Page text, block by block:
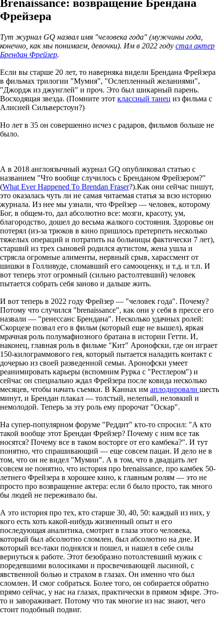
Brenaissance: возвращение Брендана
Фрейзера
Тут журнал GQ назвал имя "человека года" (мужчины года,
конечно, как мы понимаем, девочки). Им в 2022 году стал актер
Брендан Фрейзер.
Если вы старше 20 лет, то наверняка видели Брендана Фрейзера
в фильмах трилогии "Мумия", "Ослепленный желаниями",
"Джордж из джунглей" и проч. Это был шикарный парень.
Восходящая звезда. (Помните этот классный танец из фильма с
Алисией Сильверстоун?)
Но лет в 35 он совершенно исчез с радаров, фильмов больше не
было.
А в 2018 англоязычный журнал GQ опубликовал статью с
названием "Что вообще случилось с Бренданом Фрейзером?"
(What Ever Happened To Brendan Fraser?).Как они сейчас пишут,
это оказалась чуть ли не самая читаемая статья за всю историю
журнала. Из нее мы узнали, что Фрейзер — человек, которому
Бог, в общем-то, дал абсолютно все: мозги, красоту, ум,
благородство, дошел до весьма жалкого состояния. Здоровье он
потерял (из-за трюков в кино пришлось претерпеть несколько
тяжелых операций и потратить на больницы фактически 7 лет),
старший из трех сыновей родился аутистом, жена ушла и
стрясла огромные алименты, нервный срыв, харассмент от
шишки в Голливуде, сломавший его самооценку, и т.д. и т.п. И
вот теперь этот огромный (сильно растолтевший) человек
пытается собрать себя заново и дальше жить.
И вот теперь в 2022 году Фрейзер — "человек года". Почему?
Потому что случился "brenaissance", как они у себя в прессе его
назвали — "ренессанс Брендана". Несколько удачных ролей:
Скорцезе позвал его в фильм (который еще не вышел), яркая
мрачная роль полумафиозного братана в истории Гетти. И,
наконец, главная роль в фильме "Кит" Аронофски, где он играет
150-килограммового гея, который пытается наладить контакт с
дочерью из своей разведенной семьи. Аронофски умеет
реанимировать карьеры (вспомним Рурка с "Рестлером") и
сейчас он специально ждал Фрейзера после ковида несколько
месяцев, чтобы начать съемки. В Каннах им аплодировали шесть
минут, и Брендан плакал — толстый, нелепый, неловкий и
немолодой. Теперь за эту роль ему пророчат "Оскар".
На супер-популярном форуме "Реддит" кто-то спросил: "А кто
такой вообще этот Брендан Фрейзер? Почему с ним все так
носятся? Почему все в таком восторге от его камбека?". И тут
понятно, что спрашивающий — еще совсем пацан. И дело не в
том, что он не видел "Мумии". А в том, что в двадцать лет
совсем не понятно, что история про brenaissance, про камбек 50-
летнего Фрейзера в хорошее кино, к главным ролям — это не
просто про возвращение актера: если б было просто, так много
бы людей не переживало бы.
А это история про тех, кто старше 30, 40, 50: каждый из них, у
кого есть хоть какой-нибудь жизненный опыт и его
последующая аналитика, смотрит в глаза этого человека,
который был абсолютно сломлен, был абсолютно на дне. И
который все-таки поднялся и пошел, и нашел в себе силы
вернуться к работе. Этот безобразно потолстевший мужик с
поредевшими волосиками и просвечивающей лысиной, с
явственной болью и страхом в глазах. Он именно что был
сломлен. И смог собраться. Более того, он собирается обратно
прямо сейчас, у нас на глазах, практически в прямом эфире. Это-
то и завораживает. Потому что так многие из нас знают, чего
стоит подобный подвиг.